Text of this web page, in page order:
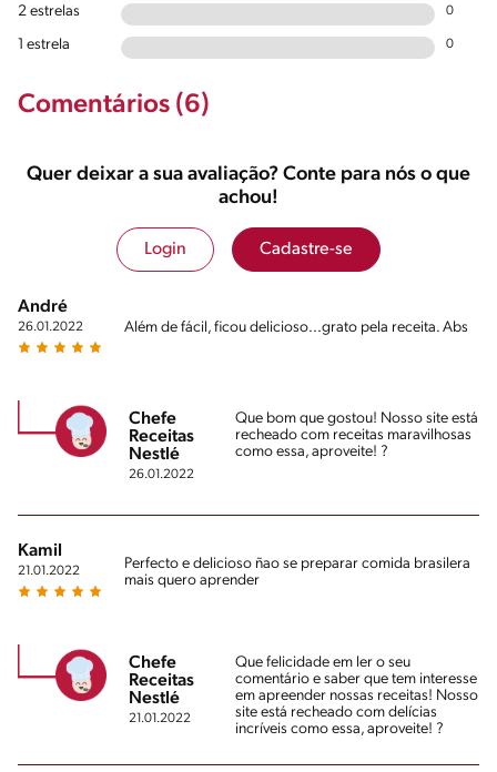
2 estrelas 0
1 estrela 0
Comentários (6)
Quer deixar a sua avaliação? Conte para nós o que
achou!
Login Cadastre-se
André
26.01.2022 Além de fácil, ficou delicioso...grato pela receita. Abs
Chefe
Receitas
Nestlé
26.01.2022
Que bom que gostou! Nosso site está
recheado com receitas maravilhosas
como essa, aproveite! ?
Kamil
21.01.2022
Perfecto e delicioso ñao se preparar comida brasilera
mais quero aprender
Chefe
Receitas
Nestlé
21.01.2022
Que felicidade em ler o seu
comentário e saber que tem interesse
em apreender nossas receitas! Nosso
site está recheado com delícias
incríveis como essa, aproveite! ?